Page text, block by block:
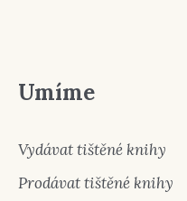
Umíme
Vydávat tištěné knihy
Prodávat tištěné knihy